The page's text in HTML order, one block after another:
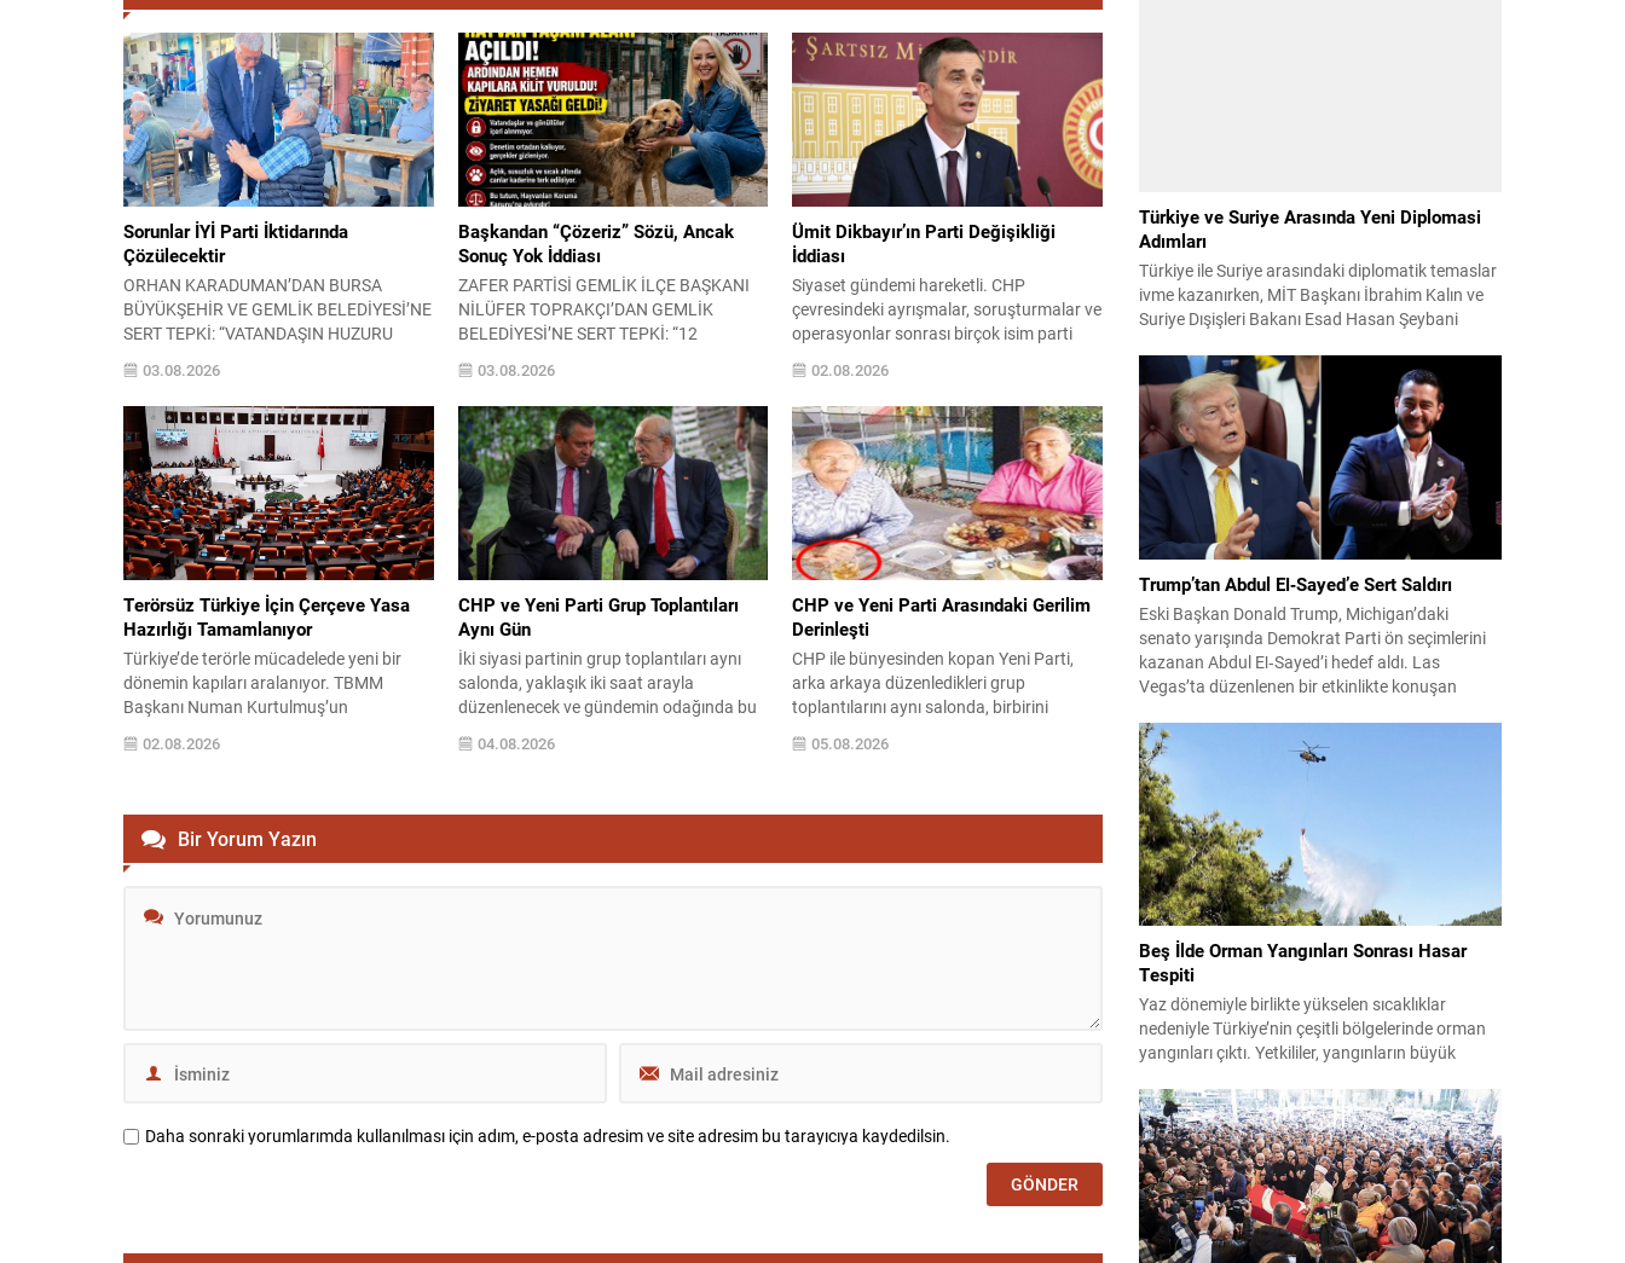
Sorunlar İYİ Parti İktidarında
Çözülecektir
ORHAN KARADUMAN’DAN BURSA
BÜYÜKŞEHİR VE GEMLİK BELEDİYESİ’NE
SERT TEPKİ: “VATANDAŞIN HUZURU
PROJELERE KURBAN EDİLEMEZ”
GEMLİK – İYİ Parti Gemlik İlçe Başkanı
Orhan Karaduman, yönetim kurulu
üyeleriyle birlikte Bursa Büyükşehir
Belediyesi tarafından Gemlik sahilinde
sürdürülen düzenleme çalışmalarını
yerinde incelediklerini belirterek, özellikle
Kayıkhane bölgesindeki uygulamalara
sert tepki gösterdi. Karaduman, gençlerin
spor yapmasına...
03.08.2026
Başkandan “Çözeriz” Sözü, Ancak
Sonuç Yok İddiası
ZAFER PARTİSİ GEMLİK İLÇE BAŞKANI
NİLÜFER TOPRAKÇI’DAN GEMLİK
BELEDİYESİ’NE SERT TEPKİ: “12
YAŞINDAKİ BİR CANIN YAŞAM HAKKI
KEYFİ KARARLARA TESLİM EDİLEMEZ”
Zafer Partisi Gemlik İlçe Başkanı Nilüfer
Toprakçı, Gemlik Belediyesi’nde
yaşandığını belirttiği bir sahiplendirme
sürecine ilişkin kamuoyuna kapsamlı bir
açıklama yaptı. Toprakçı, yıllardır sokakta
vatandaşların bakımını üstlendiği 12
yaşındaki yaşlı...
03.08.2026
Ümit Dikbayır’ın Parti Değişikliği
İddiası
Siyaset gündemi hareketli. CHP
çevresindeki ayrışmalar, soruşturmalar ve
operasyonlar sonrası birçok isim parti
değiştirme kararı alırken; AK Parti’ye
katılımlar da dikkat çekici şekilde arttı. Bu
süreçte farklı partilerden geçen siyasilerin
içinde, CHP kökenli isimlerin öne çıktığı
gözlendi. Sakarya Milletvekili Ümit
Dikbayır hakkında son dönemde en çok
konuşulan konu, tekrar bir...
02.08.2026
Terörsüz Türkiye İçin Çerçeve Yasa
Hazırlığı Tamamlanıyor
Türkiye’de terörle mücadelede yeni bir
dönemin kapıları aralanıyor. TBMM
Başkanı Numan Kurtulmuş’un
açıklamasına göre çerçeve yasa teklifi
önümüzdeki hafta Meclis gündemine
gençlerle buluşmasında bu yasanın
sürecin kilit taşlarından biri olduğunu
vurguladı. Yapılacak düzenlemeyle
getirilmesi; ülkenin her...
02.08.2026
CHP ve Yeni Parti Grup Toplantıları
Aynı Gün
İki siyasi partinin grup toplantıları aynı
salonda, yaklaşık iki saat arayla
düzenlenecek ve gündemin odağında bu
konuşmalar olacak. CHP Genel Başkanı
Kemal Kılıçdaroğlu, göreve dönüşünün
04.08.2026
CHP ve Yeni Parti Arasındaki Gerilim
Derinleşti
CHP ile bünyesinden kopan Yeni Parti,
arka arkaya düzenledikleri grup
toplantılarını aynı salonda, birbirini
takiben gerçekleştirmeye başladı. İlk
buluşma dün yapıldı ve her iki tarafın
05.08.2026
Bir Yorum Yazın
Daha sonraki yorumlarımda kullanılması için adım, e-posta adresim ve site adresim bu tarayıcıya kaydedilsin.
Türkiye ve Suriye Arasında Yeni Diplomasi
Adımları
Türkiye ile Suriye arasındaki diplomatik temaslar
ivme kazanırken, MİT Başkanı İbrahim Kalın ve
Suriye Dışişleri Bakanı Esad Hasan Şeybani
arasındaki iş birliği imkanları ve bölgesel istikrar
konuları detaylı şekilde ele alındı. Taraflar, komşu
ülkelerle ilişkilerin güçlendirilmesinin gerekliliği
üzerinde mutabık kaldı; ayrıca Suriye-Lübnan
ilişkilerine...
Trump’tan Abdul El‑Sayed’e Sert Saldırı
Eski Başkan Donald Trump, Michigan’daki
senato yarışında Demokrat Parti ön seçimlerini
kazanan Abdul El‑Sayed’i hedef aldı. Las
Vegas’ta düzenlenen bir etkinlikte konuşan
karşı olumsuz duygular taşıyan bir kişi olmakla
suçladı ve onu “komünist” olarak nitelendirdi.
Trump, konuşmasında El‑Sayed’in “Yahudilerden
nefret ettiğini” öne sürerek, bu...
Beş İlde Orman Yangınları Sonrası Hasar
Tespiti
Yaz dönemiyle birlikte yükselen sıcaklıklar
nedeniyle Türkiye’nin çeşitli bölgelerinde orman
yangınları çıktı. Yetkililer, yangınların büyük
sürmesi nedeniyle vatandaşları dikkatli olmaya
çağırıyor. Çevre, Şehircilik ve İklim Değişikliği
Bakanı Murat Kurum, beş ilde yapılan hasar
tespitlerinin sonuçlarını paylaştı ve etkilenenlerin
yanında olunacağını vurguladı. Kayıtlar ve
tespit...